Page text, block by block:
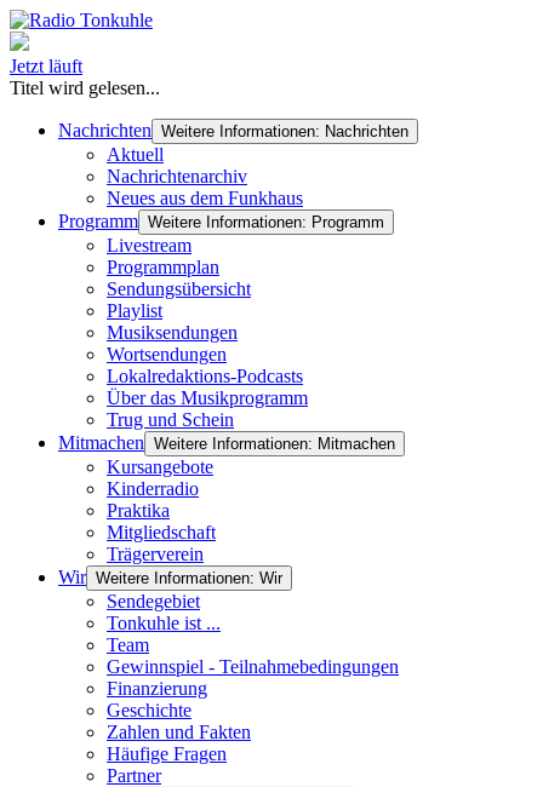
Jetzt läuft
Titel wird gelesen...
Nachrichten Weitere Informationen: Nachrichten
Aktuell
Nachrichtenarchiv
Neues aus dem Funkhaus
Programm Weitere Informationen: Programm
Livestream
Programmplan
Sendungsübersicht
Playlist
Musiksendungen
Wortsendungen
Lokalredaktions-Podcasts
Über das Musikprogramm
Trug und Schein
Mitmachen Weitere Informationen: Mitmachen
Kursangebote
Kinderradio
Praktika
Mitgliedschaft
Trägerverein
Wir Weitere Informationen: Wir
Sendegebiet
Tonkuhle ist ...
Team
Gewinnspiel - Teilnahmebedingungen
Finanzierung
Geschichte
Zahlen und Fakten
Häufige Fragen
Partner